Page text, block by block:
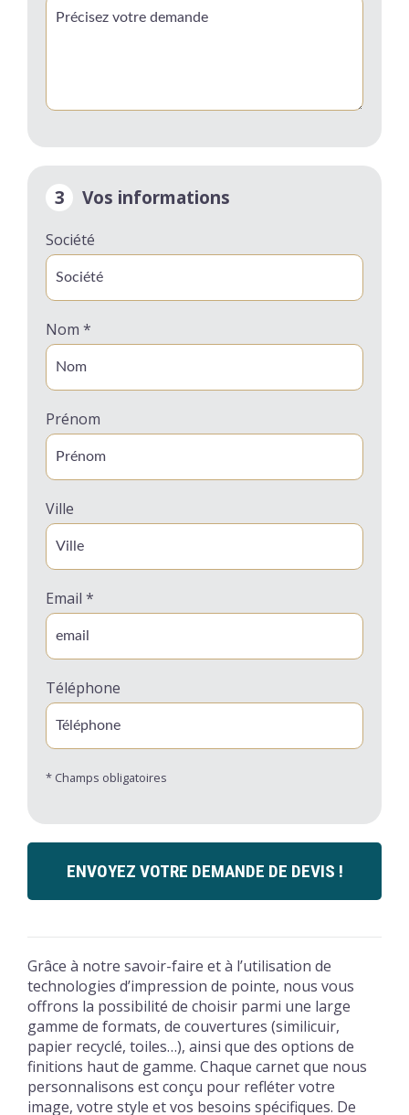
3 Vos informations
Société
Nom *
Prénom
Ville
Email *
Téléphone
* Champs obligatoires
ENVOYEZ VOTRE DEMANDE DE DEVIS !
Grâce à notre savoir-faire et à l’utilisation de
technologies d’impression de pointe, nous vous
offrons la possibilité de choisir parmi une large
gamme de formats, de couvertures (similicuir,
papier recyclé, toiles…), ainsi que des options de
finitions haut de gamme. Chaque carnet que nous
personnalisons est conçu pour refléter votre
image, votre style et vos besoins spécifiques. De